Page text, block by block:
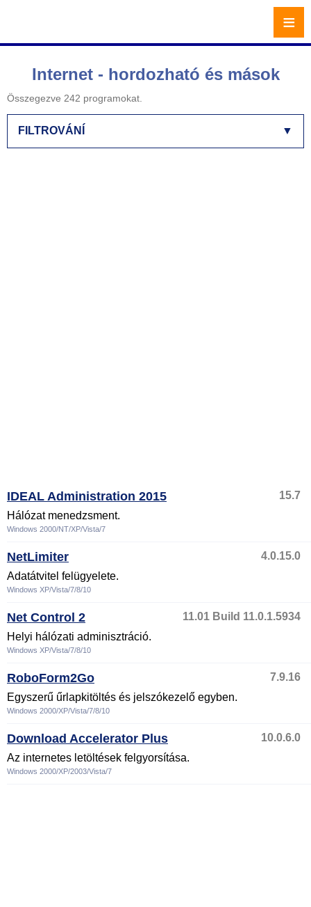
Internet - hordozható és mások
Összegezve 242 programokat.
▼
FILTROVÁNÍ
IDEAL Administration 2015
15.7
Hálózat menedzsment.
Windows 2000/NT/XP/Vista/7
NetLimiter
4.0.15.0
Adatátvitel felügyelete.
Windows XP/Vista/7/8/10
Net Control 2
11.01 Build 11.0.1.5934
Helyi hálózati adminisztráció.
Windows XP/Vista/7/8/10
RoboForm2Go
7.9.16
Egyszerű űrlapkitöltés és jelszókezelő egyben.
Windows 2000/XP/Vista/7/8/10
Download Accelerator Plus
10.0.6.0
Az internetes letöltések felgyorsítása.
Windows 2000/XP/2003/Vista/7
≡